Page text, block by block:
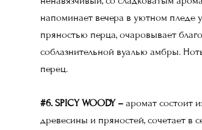
напоминает вечера в уютном пледе
пряностью перца, очаровывает
соблазнительной вуалью амбры.
перец.
#6. SPICY WOODY – аромат состоит
древесины и пряностей, сочетает в